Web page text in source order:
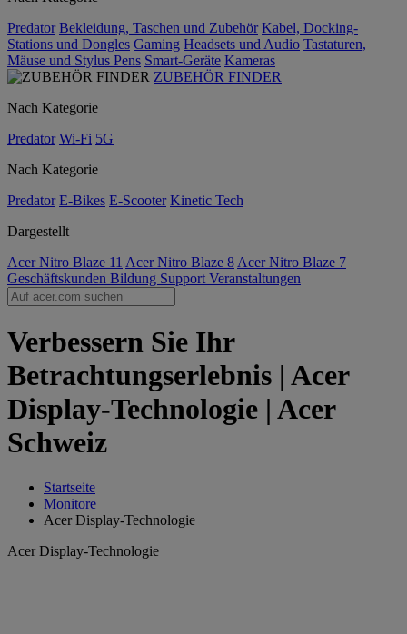
Predator Bekleidung, Taschen und Zubehör Kabel, Docking-
Stations und Dongles Gaming Headsets und Audio Tastaturen,
Mäuse und Stylus Pens Smart-Geräte Kameras
ZUBEHÖR FINDER
Nach Kategorie
Predator Wi-Fi 5G
Nach Kategorie
Predator E-Bikes E-Scooter Kinetic Tech
Dargestellt
Acer Nitro Blaze 11 Acer Nitro Blaze 8 Acer Nitro Blaze 7
Geschäftskunden Bildung Support Veranstaltungen
Verbessern Sie Ihr
Betrachtungserlebnis | Acer
Display-Technologie | Acer
Schweiz
Startseite
Monitore
Acer Display-Technologie
Acer Display-Technologie